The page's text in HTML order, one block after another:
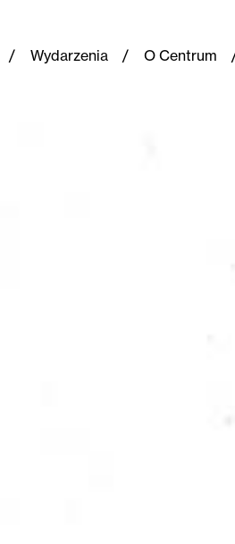
Wydarzenia O Centrum